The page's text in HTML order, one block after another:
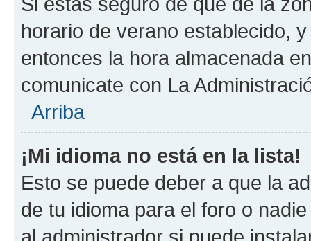
horario de verano establecido,
entonces la hora almacenada
comunicate con La
Arriba
¡Mi idioma no está en la lista!
Esto se puede deber a que la
de tu idioma para el foro o